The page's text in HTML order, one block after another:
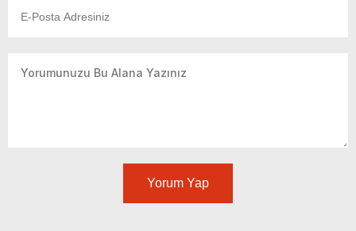
Yorum Yap